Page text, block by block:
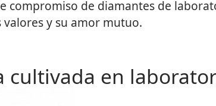
compromiso de diamantes de
y su amor mutuo.
cultivada en